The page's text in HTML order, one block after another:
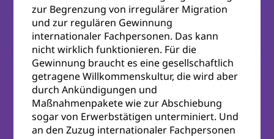
zur Begrenzung von irregulärer Migration
und zur regulären Gewinnung
internationaler Fachpersonen. Das kann
nicht wirklich funktionieren. Für die
Gewinnung braucht es eine gesellschaftlich
getragene Willkommenskultur, die wird aber
durch Ankündigungen und
Maßnahmenpakete wie zur Abschiebung
sogar von Erwerbstätigen unterminiert. Und
an den Zuzug internationaler Fachpersonen